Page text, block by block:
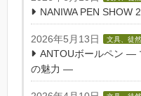
NANIWA PEN SHOW
2026年5月13日 文具、徒
ANTOUボールペン —
の魅力 —